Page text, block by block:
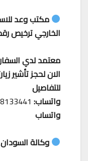
مكتب وعد
الخارجي ترخيص رقم
معتمد لدي
الان لحجز تأشير
للتفاصيل
واتساب:
واتساب
وكالة السودان